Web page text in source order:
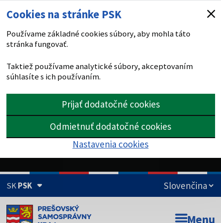
Cookies na stránke PSK
Používame základné cookies súbory, aby mohla táto
stránka fungovať.
Taktiež používame analytické súbory, akceptovaním
súhlasíte s ich používaním.
Prijať dodatočné cookies
Odmietnuť dodatočné cookies
Nastavenia cookies
SKPSK
Doména psk.sk je oficiálna Menu